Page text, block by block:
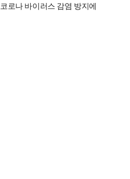
코로나 바이러스 감염 방지에